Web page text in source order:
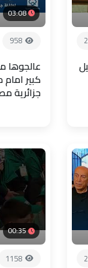
03:08
958
عالجوها
كبير
جزائرية
00:35
1158